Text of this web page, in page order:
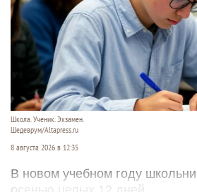
Школа. Ученик. Экзамен.
Шедеврум/Altapress.ru
8 августа 2026 в 12:35
В новом учебном году